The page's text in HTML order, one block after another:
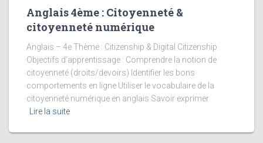
Anglais 4ème : Citoyenneté &
citoyenneté numérique
Anglais – 4e Thème : Citizenship & Digital Citizenship
Objectifs d’apprentissage : Comprendre la notion de
citoyenneté (droits/devoirs) Identifier les bons
comportements en ligne Utiliser le vocabulaire de la
citoyenneté numérique en anglais Savoir exprimer
Lire la suite